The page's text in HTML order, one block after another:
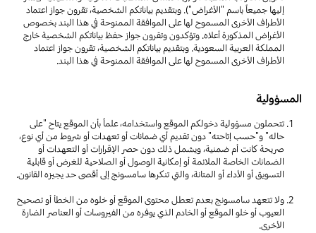
إليها جميعاً باسم "الأغراض"). وبتقديم بياناتكم الشخصية، تقرون جواز اعتماد
الأطراف الأخرى المسموح لها على الموافقة الممنوحة في هذا البند بخصوص
الأغراض المذكورة أعلاه. وتؤكدون وتقرون جواز حفظ بياناتكم الشخصية خارج
المملكة العربية السعودية. وبتقديم بياناتكم الشخصية، تقرون جواز اعتماد
الأطراف الأخرى المسموح لها على الموافقة الممنوحة في هذا البند.
المسؤولية
تتحملون مسؤولية دخولكم الموقع واستخدامه، علماً بأن الموقع يتاح "على
حاله" و"حسب إتاحته" دون تقديم أي ضمانات أو تعهدات أو شروط من أي نوع،
صريحة كانت أم ضمنية، ويشمل ذلك دون حصر الإقرارات أو التعهدات أو
الضمانات الخاصة الملائمة أو إمكانية الوصول أو الصلاحية للغرض أو قابلية
التسويق أو الأداء أو المتانة، والتي تنكرها سامسونج إلى أقصى حد يجيزه القانون.
ولا تتعهد سامسونج بعدم تعطل محتوى الموقع أو خلوه من الخطأ أو تصحيح
العيوب أو خلو الموقع أو الخادم الذي يوفره من الفيروسات أو العناصر الضارة
الأخرى.